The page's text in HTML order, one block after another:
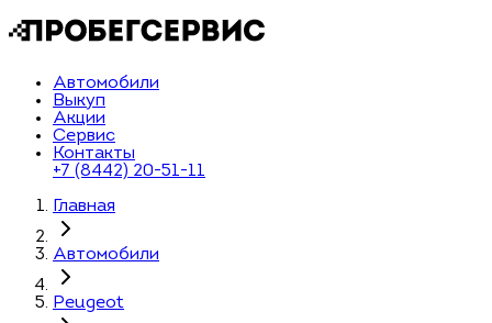
Автомобили
Выкуп
Акции
Сервис
Контакты
+7 (8442) 20-51-11
Главная
Автомобили
Peugeot